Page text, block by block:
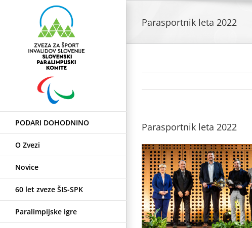
PODARI DOHODNINO
O Zvezi
Novice
60 let zveze ŠIS-SPK
Paralimpijske igre
Parasportnik leta 2022
Parasportnik leta 2022